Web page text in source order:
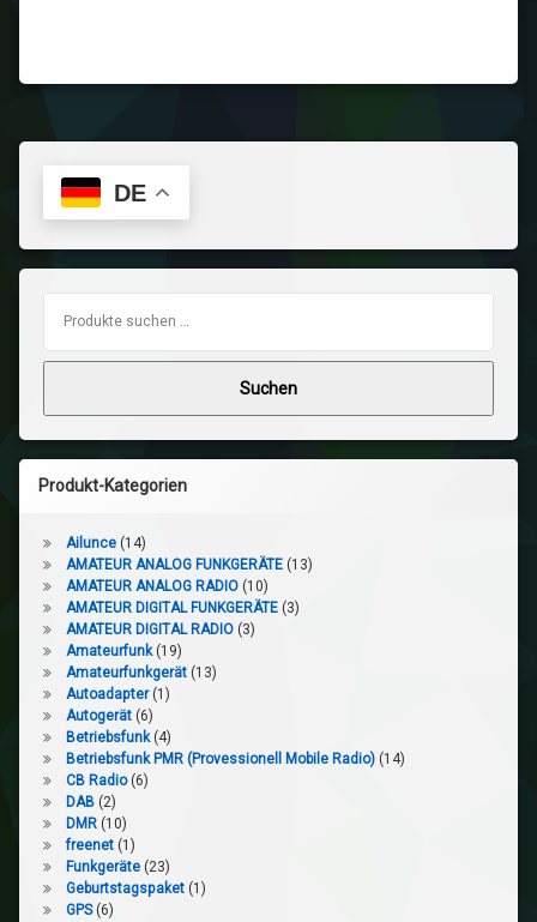
DE
Suchen
Produkt-Kategorien
Ailunce (14)
AMATEUR ANALOG FUNKGERÄTE (13)
AMATEUR ANALOG RADIO (10)
AMATEUR DIGITAL FUNKGERÄTE (3)
AMATEUR DIGITAL RADIO (3)
Amateurfunk (19)
Amateurfunkgerät (13)
Autoadapter (1)
Autogerät (6)
Betriebsfunk (4)
Betriebsfunk PMR (Provessionell Mobile Radio) (14)
CB Radio (6)
DAB (2)
DMR (10)
freenet (1)
Funkgeräte (23)
Geburtstagspaket (1)
GPS (6)